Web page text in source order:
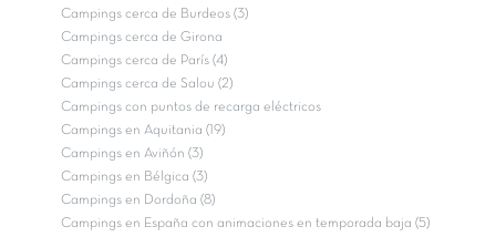
Campings cerca de Burdeos (3)
Campings cerca de Girona
Campings cerca de París (4)
Campings cerca de Salou (2)
Campings con puntos de recarga eléctricos
Campings en Aquitania (19)
Campings en Aviñón (3)
Campings en Bélgica (3)
Campings en Dordoña (8)
Campings en España con animaciones en temporada baja (5)